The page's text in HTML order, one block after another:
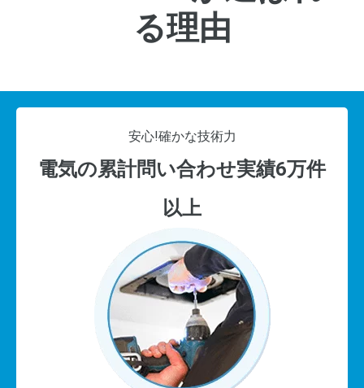
る理由
安心!確かな技術力
電気の累計問い合わせ実績6万件
以上